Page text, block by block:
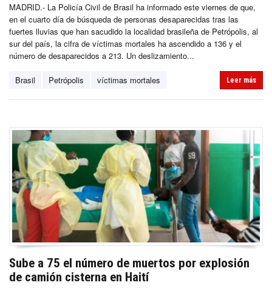
MADRID.- La Policía Civil de Brasil ha informado este viernes de que,
en el cuarto día de búsqueda de personas desaparecidas tras las
fuertes lluvias que han sacudido la localidad brasileña de Petrópolis, al
sur del país, la cifra de víctimas mortales ha ascendido a 136 y el
número de desaparecidos a 213. Un deslizamiento...
Brasil Petrópolis víctimas mortales Leer más
Sube a 75 el número de muertos por explosión
de camión cisterna en Haití